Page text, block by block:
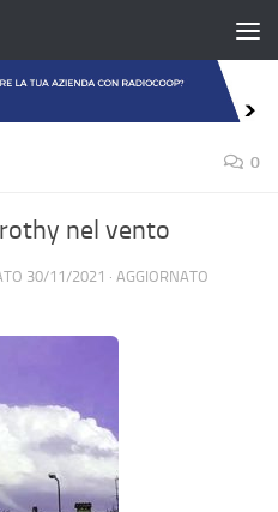
0
nel vento
30/11/2021 · AGGIORNATO